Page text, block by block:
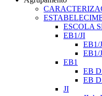
ESCOLA
EB1/JI
EB1/
EB1/
EB1
EB
EB
JI